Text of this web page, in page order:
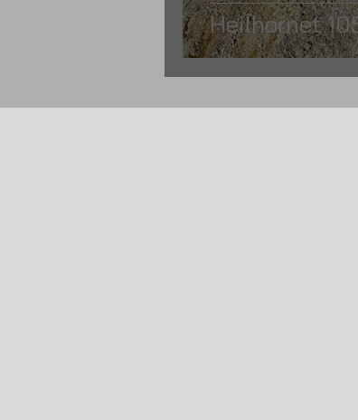
Heilhornet